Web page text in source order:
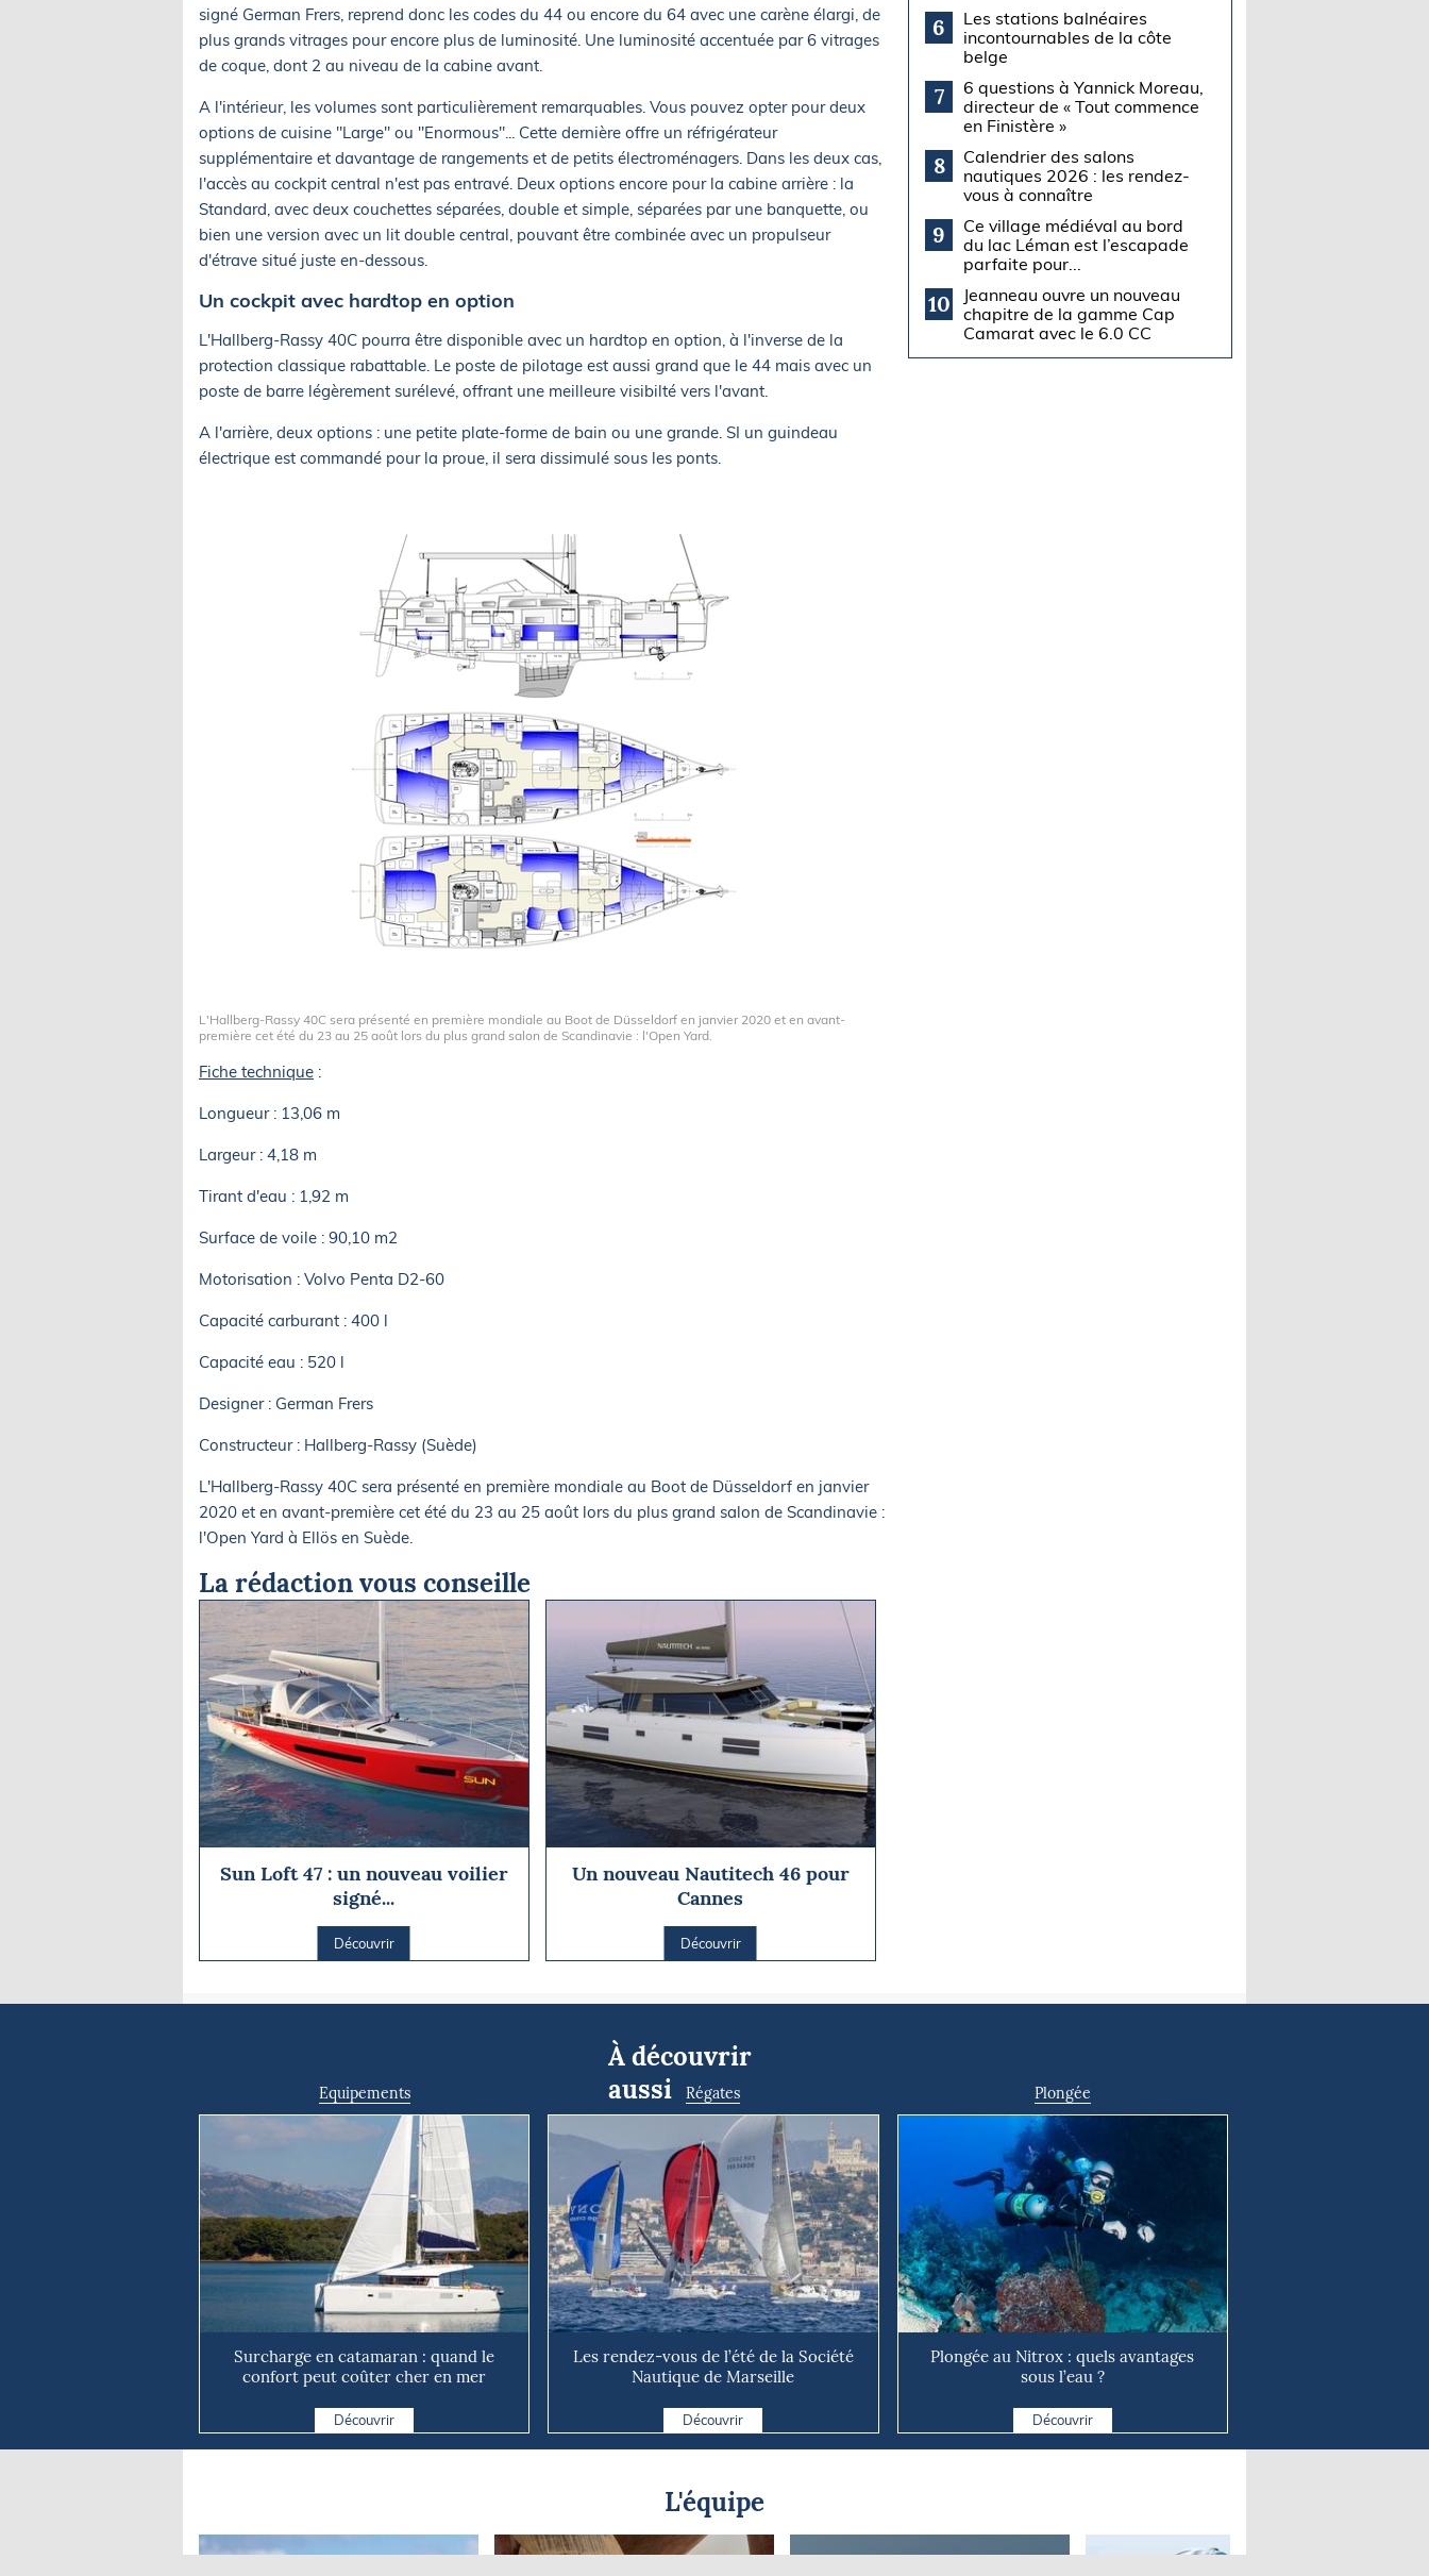
signé German Frers, reprend donc les codes du 44 ou encore du 64 avec une carène élargi, de
plus grands vitrages pour encore plus de luminosité. Une luminosité accentuée par 6 vitrages
de coque, dont 2 au niveau de la cabine avant.
A l'intérieur, les volumes sont particulièrement remarquables. Vous pouvez opter pour deux
options de cuisine "Large" ou "Enormous"... Cette dernière offre un réfrigérateur
supplémentaire et davantage de rangements et de petits électroménagers. Dans les deux cas,
l'accès au cockpit central n'est pas entravé. Deux options encore pour la cabine arrière : la
Standard, avec deux couchettes séparées, double et simple, séparées par une banquette, ou
bien une version avec un lit double central, pouvant être combinée avec un propulseur
d'étrave situé juste en-dessous.
Un cockpit avec hardtop en option
L'Hallberg-Rassy 40C pourra être disponible avec un hardtop en option, à l'inverse de la
protection classique rabattable. Le poste de pilotage est aussi grand que le 44 mais avec un
poste de barre légèrement surélevé, offrant une meilleure visibilté vers l'avant.
A l'arrière, deux options : une petite plate-forme de bain ou une grande. SI un guindeau
électrique est commandé pour la proue, il sera dissimulé sous les ponts.
L'Hallberg-Rassy 40C sera présenté en première mondiale au Boot de Düsseldorf en janvier 2020 et en avant-
première cet été du 23 au 25 août lors du plus grand salon de Scandinavie : l'Open Yard.
Fiche technique :
Longueur : 13,06 m
Largeur : 4,18 m
Tirant d'eau : 1,92 m
Surface de voile : 90,10 m2
Motorisation : Volvo Penta D2-60
Capacité carburant : 400 l
Capacité eau : 520 l
Designer : German Frers
Constructeur : Hallberg-Rassy (Suède)
L'Hallberg-Rassy 40C sera présenté en première mondiale au Boot de Düsseldorf en janvier
2020 et en avant-première cet été du 23 au 25 août lors du plus grand salon de Scandinavie :
l'Open Yard à Ellös en Suède.
La rédaction vous conseille
Sun Loft 47 : un nouveau voilier
signé...
Découvrir
Un nouveau Nautitech 46 pour
Cannes
Découvrir
6
Les stations balnéaires
incontournables de la côte
belge
7
6 questions à Yannick Moreau,
directeur de « Tout commence
en Finistère »
8
Calendrier des salons
nautiques 2026 : les rendez-
vous à connaître
9
Ce village médiéval au bord
du lac Léman est l’escapade
parfaite pour...
10
Jeanneau ouvre un nouveau
chapitre de la gamme Cap
Camarat avec le 6.0 CC
À découvrir
aussi
Equipements
Surcharge en catamaran : quand le
confort peut coûter cher en mer
Découvrir
Régates
Les rendez-vous de l’été de la Société
Nautique de Marseille
Découvrir
Plongée
Plongée au Nitrox : quels avantages
sous l’eau ?
Découvrir
L'équipe